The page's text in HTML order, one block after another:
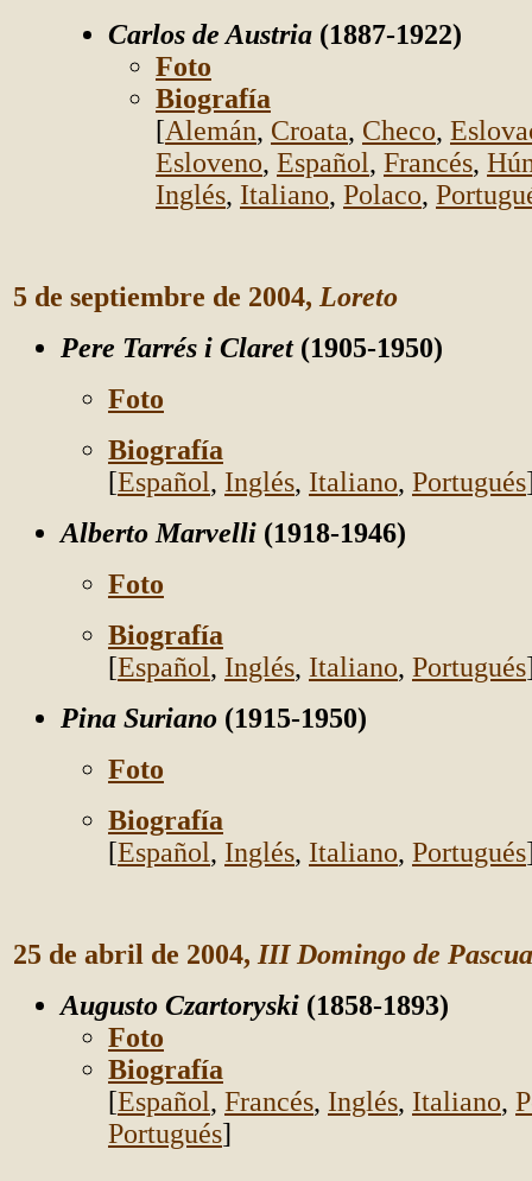
Carlos de Austria (1887-1922)
Foto
Biografía
[Alemán, Croata, Checo,
Esloveno, Español, Francés,
Inglés, Italiano, Polaco,
5 de septiembre de 2004, Loreto
Pere Tarrés i Claret (1905-1950)
Foto
Biografía
[Español, Inglés, Italiano, Portugués
Alberto Marvelli (1918-1946)
Foto
Biografía
[Español, Inglés, Italiano, Portugués
Pina Suriano (1915-1950)
Foto
Biografía
[Español, Inglés, Italiano, Portugués
25 de abril de 2004, III Domingo de Pascua
Augusto Czartoryski (1858-1893)
Foto
Biografía
[Español, Francés, Inglés, Italiano,
Portugués]